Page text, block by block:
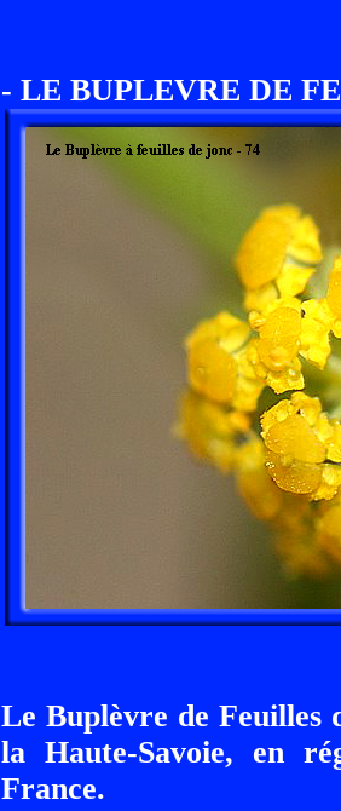
- LE BUPLEVRE DE
Le Buplèvre de
la Haute-Savoie, en
France.